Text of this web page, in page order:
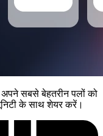
अपने सबसे बेहतरीन पलों को
के साथ शेयर करें।